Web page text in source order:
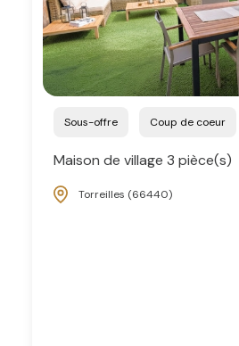
Sous-offre Coup de coeur
Maison de village 3 pièce(s)
Torreilles (66440)